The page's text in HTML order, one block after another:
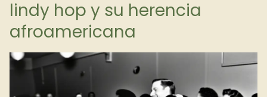
lindy hop y su herencia
afroamericana